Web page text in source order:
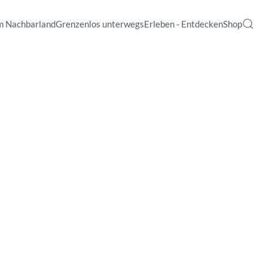
NachbarlandGrenzenlos unterwegsErleben - EntdeckenShop